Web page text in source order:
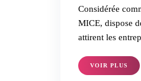
Considérée
MICE, dispose
attirent les
VOIR PLUS